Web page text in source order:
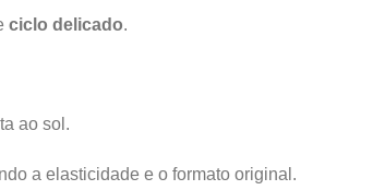
ciclo delicado.
ao sol.
a elasticidade e o formato original.